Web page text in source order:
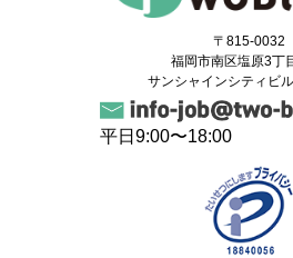
〒815-0032
福岡市南区塩原3丁
サンシャインシティビ
平日9:00〜18:00